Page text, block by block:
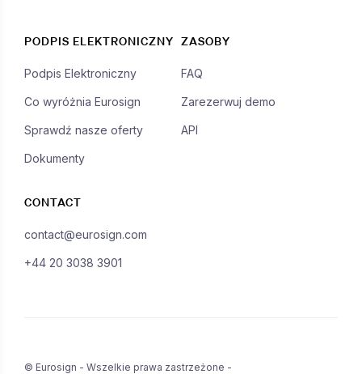
PODPIS ELEKTRONICZNY
Podpis Elektroniczny
Co wyróżnia Eurosign
Sprawdź nasze oferty
Dokumenty
ZASOBY
FAQ
Zarezerwuj demo
API
CONTACT
contact@eurosign.com
+44 20 3038 3901
© Eurosign - Wszelkie prawa zastrzeżone -